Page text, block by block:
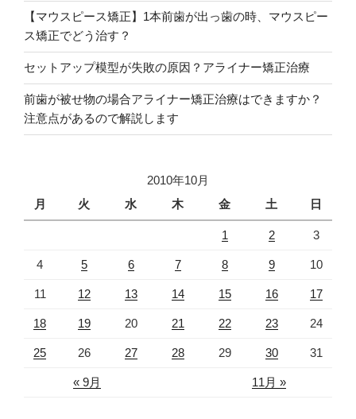
【マウスピース矯正】1本前歯が出っ歯の時、マウスピー
ス矯正でどう治す？
セットアップ模型が失敗の原因？アライナー矯正治療
前歯が被せ物の場合アライナー矯正治療はできますか？
注意点があるので解説します
2010年10月
月
火 水 木 金 土 日
« 9月 11月 »
1 2 3
4 5 6 7 8 9 10
11 12 13 14 15 16 17
18 19 20 21 22 23 24
25 26 27 28 29 30 31